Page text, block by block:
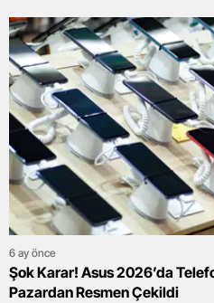
6 ay önce
Şok Karar! Asus 2026’da
Pazardan Resmen Çekildi